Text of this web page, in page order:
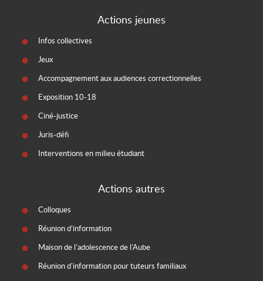
Actions jeunes
Infos collectives
Jeux
Accompagnement aux audiences correctionnelles
Exposition 10-18
Ciné-justice
Juris-défi
Interventions en milieu étudiant
Actions autres
Colloques
Réunion d’information
Maison de l'adolescence de l'Aube
Réunion d'information pour tuteurs familiaux